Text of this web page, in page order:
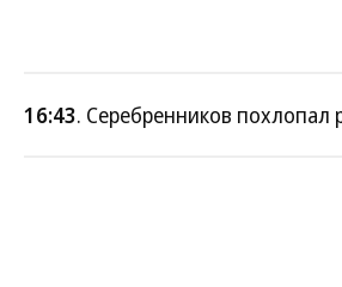
16:43. Серебренников похлопал